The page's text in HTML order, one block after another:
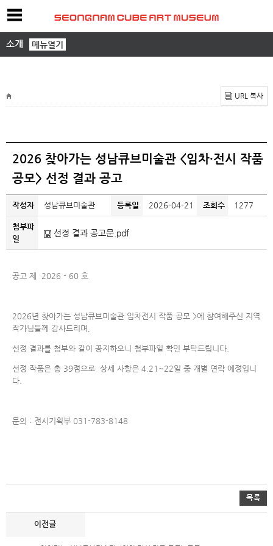
소개 메뉴열기
URL 복사
2026 찾아가는 성남큐브미술관 <임차·전시 작품
공모> 선정 결과 공고
작성자 성남큐브미술관 등록일 2026-04-21 조회수 1277
첨부파
일
선정 결과 공고문.pdf
공고 제 2026 - 60 호
2026년 찾아가는 성남큐브미술관 임차전시 작품 공모 >에 참여해주신 지역
작가님들께 감사드리며,
선정 결과를 첨부와 같이 공지하오니 첨부파일 확인 부탁드립니다.
선정 작품은 총 39점으로 상세 사항은 4.21~22일 중 개별 연락 예정입니
다.
문의 : 전시기획부 031-783-8148
목록